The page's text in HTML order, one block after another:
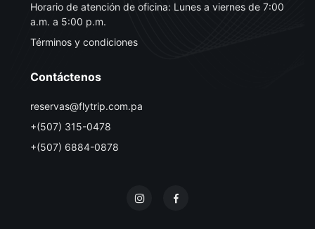
Horario de atención de oficina: Lunes a viernes de 7:00
a.m. a 5:00 p.m.
Términos y condiciones
Contáctenos
reservas@flytrip.com.pa
+(507) 315-0478
+(507) 6884-0878